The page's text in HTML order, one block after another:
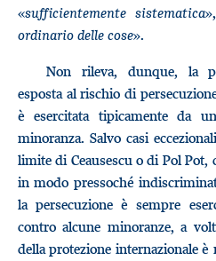
«sufficientemente sistematica
ordinario delle cose».
Non rileva, dunque, la
esposta al rischio di
è esercitata tipicamente da
minoranza. Salvo casi
limite di Ceausescu o di Pol Pot,
in modo pressoché
la persecuzione è sempre
contro alcune minoranze, a
della protezione internazionale